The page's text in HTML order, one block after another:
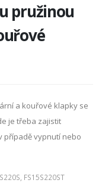
pružinou
a kouřové klapky se
je třeba zajistit
případě vypnutí nebo
FS15S220ST